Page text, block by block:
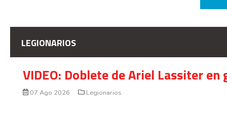
LEGIONARIOS
VIDEO: Doblete de Ariel Lassiter
07 Ago 2026 Legionarios